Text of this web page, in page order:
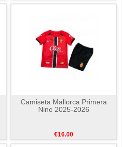
Camiseta Mallorca Primera
Nino 2025-2026
€16.00